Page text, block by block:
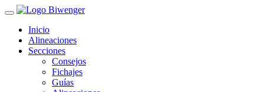
Inicio
Alineaciones
Secciones
Consejos
Fichajes
Guías